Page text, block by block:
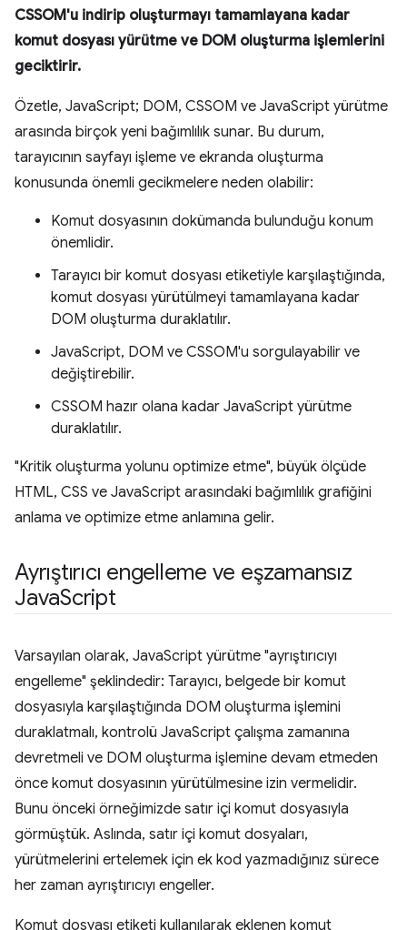
CSSOM'u indirip oluşturmayı tamamlayana kadar
komut dosyası yürütme ve DOM oluşturma işlemlerini
geciktirir.
Özetle, JavaScript; DOM, CSSOM ve JavaScript yürütme
arasında birçok yeni bağımlılık sunar. Bu durum,
tarayıcının sayfayı işleme ve ekranda oluşturma
konusunda önemli gecikmelere neden olabilir:
Komut dosyasının dokümanda bulunduğu konum
önemlidir.
Tarayıcı bir komut dosyası etiketiyle karşılaştığında,
komut dosyası yürütülmeyi tamamlayana kadar
DOM oluşturma duraklatılır.
JavaScript, DOM ve CSSOM'u sorgulayabilir ve
değiştirebilir.
CSSOM hazır olana kadar JavaScript yürütme
duraklatılır.
"Kritik oluşturma yolunu optimize etme", büyük ölçüde
HTML, CSS ve JavaScript arasındaki bağımlılık grafiğini
anlama ve optimize etme anlamına gelir.
Ayrıştırıcı engelleme ve eşzamansız
JavaScript
Varsayılan olarak, JavaScript yürütme "ayrıştırıcıyı
engelleme" şeklindedir: Tarayıcı, belgede bir komut
dosyasıyla karşılaştığında DOM oluşturma işlemini
duraklatmalı, kontrolü JavaScript çalışma zamanına
devretmeli ve DOM oluşturma işlemine devam etmeden
önce komut dosyasının yürütülmesine izin vermelidir.
Bunu önceki örneğimizde satır içi komut dosyasıyla
görmüştük. Aslında, satır içi komut dosyaları,
yürütmelerini ertelemek için ek kod yazmadığınız sürece
her zaman ayrıştırıcıyı engeller.
Komut dosyası etiketi kullanılarak eklenen komut